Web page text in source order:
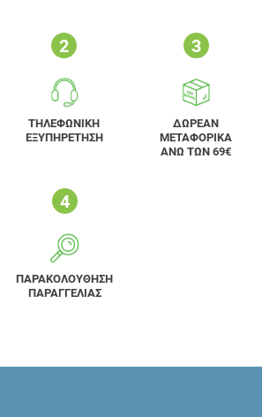
ΤΗΛΕΦΩΝΙΚΗ
ΕΞΥΠΗΡΕΤΗΣΗ
ΔΩΡΕΑΝ
ΜΕΤΑΦΟΡΙΚΑ
ΑΝΩ ΤΩΝ 69€
ΠΑΡΑΚΟΛΟΥΘΗΣΗ
ΠΑΡΑΓΓΕΛΙΑΣ